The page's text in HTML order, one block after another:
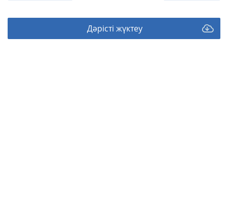
Дәрісті жүктеу